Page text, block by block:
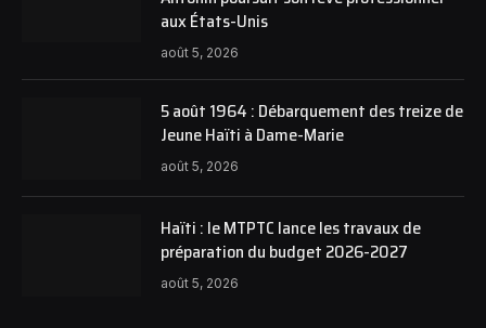
aux États-Unis
août 5, 2026
5 août 1964 : Débarquement des treize de
Jeune Haïti à Dame-Marie
août 5, 2026
Haïti : le MTPTC lance les travaux de
préparation du budget 2026-2027
août 5, 2026